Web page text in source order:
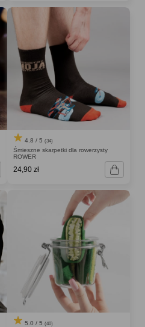
4.8 / 5 (34)
Śmieszne skarpetki dla rowerzysty
ROWER
24,90 zł
5.0 / 5 (40)